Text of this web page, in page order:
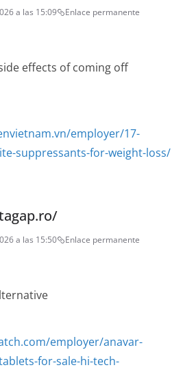
a las 15:09 Enlace permanente
effects of coming off
employer/17-
suppressants-for-weight-loss/
a las 15:50 Enlace permanente
employer/anavar-
for-sale-hi-tech-